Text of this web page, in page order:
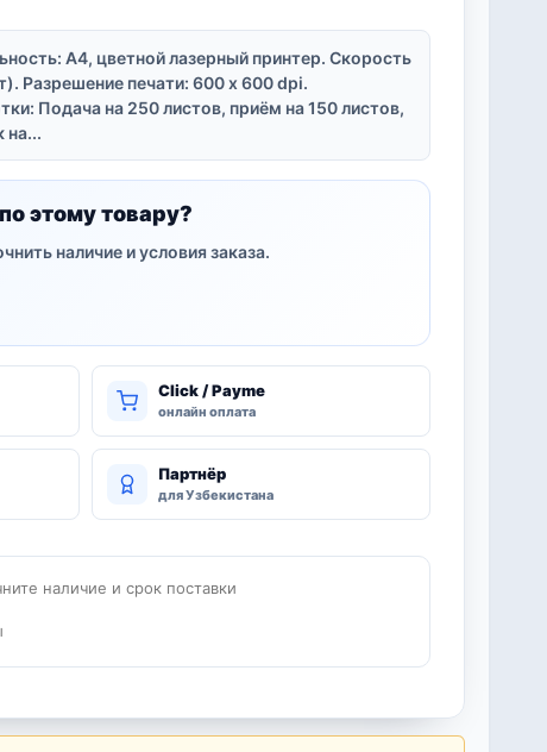
A4, цветной лазерный принтер. Скорость
Разрешение печати: 600 x 600 dpi.
Подача на 250 листов, приём на 150 листов,
на...
этому товару?
наличие и условия заказа.
Click / Payme
онлайн оплата
Партнёр
для Узбекистана
наличие и срок поставки